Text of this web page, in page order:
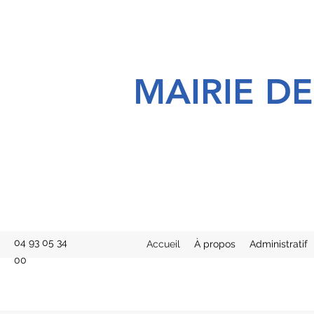
MAIRIE
04 93 05 34
00
Accueil À propos Administratif